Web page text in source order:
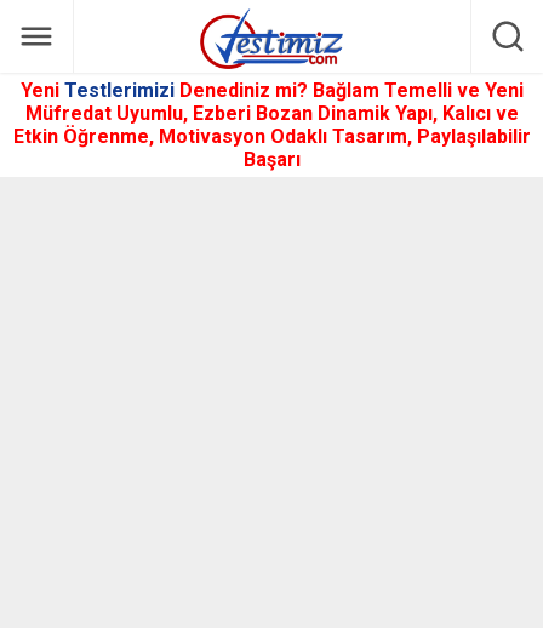
Yeni Testlerimizi Denediniz mi? Bağlam Temelli ve Yeni
Müfredat Uyumlu, Ezberi Bozan Dinamik Yapı, Kalıcı ve
Etkin Öğrenme, Motivasyon Odaklı Tasarım, Paylaşılabilir
Başarı